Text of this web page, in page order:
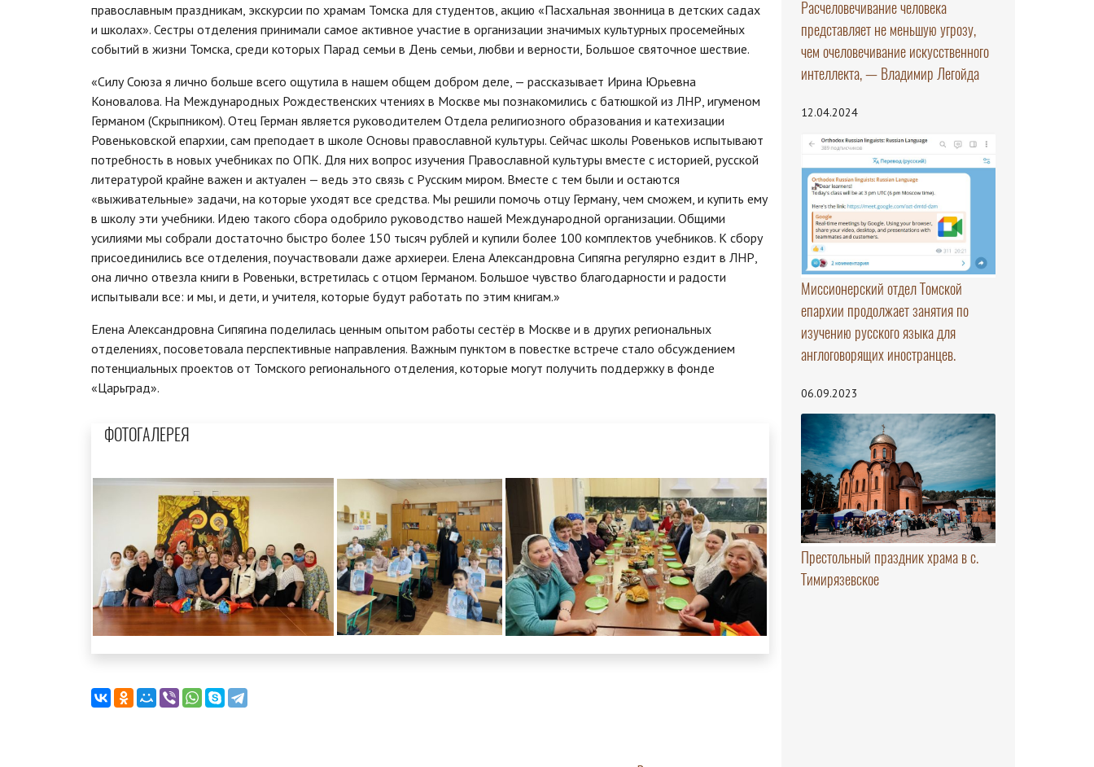
православным праздникам, экскурсии по храмам Томска для студентов, акцию «Пасхальная звонница в детских садах
и школах». Сестры отделения принимали самое активное участие в организации значимых культурных просемейных
событий в жизни Томска, среди которых Парад семьи в День семьи, любви и верности, Большое святочное шествие.
«Силу Союза я лично больше всего ощутила в нашем общем добром деле, — рассказывает Ирина Юрьевна
Коновалова. На Международных Рождественских чтениях в Москве мы познакомились с батюшкой из ЛНР, игуменом
Германом (Скрыпником). Отец Герман является руководителем Отдела религиозного образования и катехизации
Ровеньковской епархии, сам преподает в школе Основы православной культуры. Сейчас школы Ровеньков испытывают
потребность в новых учебниках по ОПК. Для них вопрос изучения Православной культуры вместе с историей, русской
литературой крайне важен и актуален — ведь это связь с Русским миром. Вместе с тем были и остаются
«выживательные» задачи, на которые уходят все средства. Мы решили помочь отцу Герману, чем сможем, и купить ему
в школу эти учебники. Идею такого сбора одобрило руководство нашей Международной организации. Общими
усилиями мы собрали достаточно быстро более 150 тысяч рублей и купили более 100 комплектов учебников. К сбору
присоединились все отделения, поучаствовали даже архиереи. Елена Александровна Сипягна регулярно ездит в ЛНР,
она лично отвезла книги в Ровеньки, встретилась с отцом Германом. Большое чувство благодарности и радости
испытывали все: и мы, и дети, и учителя, которые будут работать по этим книгам.»
Елена Александровна Сипягина поделилась ценным опытом работы сестёр в Москве и в других региональных
отделениях, посоветовала перспективные направления. Важным пунктом в повестке встрече стало обсуждением
потенциальных проектов от Томского регионального отделения, которые могут получить поддержку в фонде
«Царьград».
ФОТОГАЛЕРЕЯ
Расчеловечивание человека
представляет не меньшую угрозу,
чем очеловечивание искусственного
интеллекта, — Владимир Легойда
12.04.2024
Миссионерский отдел Томской
епархии продолжает занятия по
изучению русского языка для
англоговорящих иностранцев.
06.09.2023
Престольный праздник храма в с.
Тимирязевское